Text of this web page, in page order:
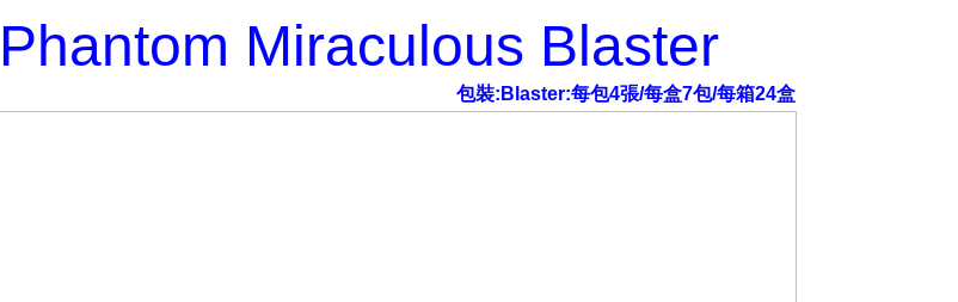
Miraculous Blaster
包裝:Blaster:每包4張/每盒7包/每箱24盒